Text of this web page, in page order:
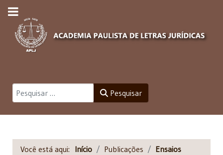
Pesquisar Pesquisar
Você está aqui: Início Publicações
Ensaios